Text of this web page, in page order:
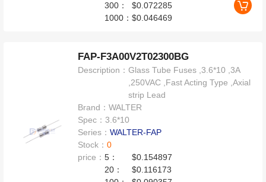
300：
$0.072285
1000：$0.046469
FAP-F3A00V2T02300BG
Description：Glass Tube Fuses ,3.6*10 ,3A
,250VAC ,Fast Acting Type ,Axial
strip Lead
Brand：WALTER
Spec：3.6*10
Series：WALTER-FAP
Stock：0
price：5：
$0.154897
20：
$0.116173